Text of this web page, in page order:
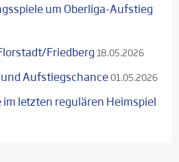
um Oberliga-Aufstieg
Friedberg 18.05.2026
Aufstiegschance01.05.2026
im letzten regulären Heimspiel